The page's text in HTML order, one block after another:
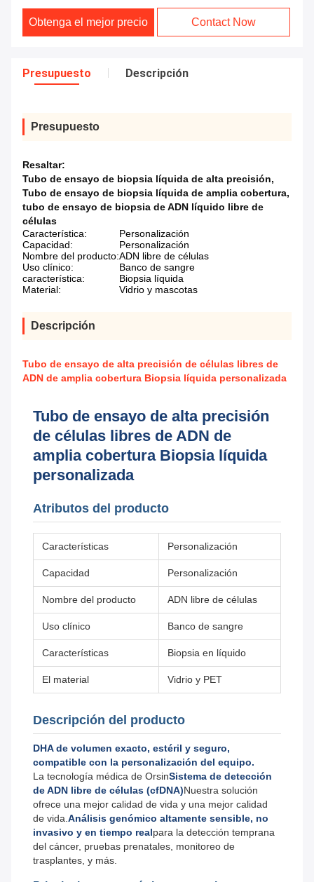
Obtenga el mejor precio Contact Now
Presupuesto Descripción
Presupuesto
Resaltar:
Tubo de ensayo de biopsia líquida de alta precisión,
Tubo de ensayo de biopsia líquida de amplia cobertura,
tubo de ensayo de biopsia de ADN líquido libre de
células
Característica:
Personalización
Capacidad:
Personalización
Nombre del producto:ADN libre de células
Uso clínico:
Banco de sangre
característica:
Biopsia líquida
Material:
Vidrio y mascotas
Descripción
Tubo de ensayo de alta precisión de células libres de
ADN de amplia cobertura Biopsia líquida personalizada
Tubo de ensayo de alta precisión
de células libres de ADN de
amplia cobertura Biopsia líquida
personalizada
Atributos del producto
Características Personalización
Capacidad Personalización
Nombre del producto ADN libre de células
Uso clínico Banco de sangre
Características Biopsia en líquido
El material Vidrio y PET
Descripción del producto
DHA de volumen exacto, estéril y seguro,
compatible con la personalización del equipo.
La tecnología médica de OrsinSistema de detección
de ADN libre de células (cfDNA)Nuestra solución
ofrece una mejor calidad de vida y una mejor calidad
de vida.Análisis genómico altamente sensible, no
invasivo y en tiempo realpara la detección temprana
del cáncer, pruebas prenatales, monitoreo de
trasplantes, y más.